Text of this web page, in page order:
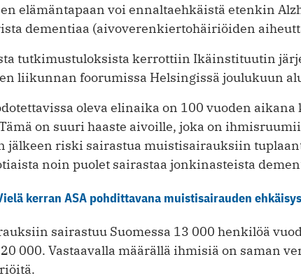
elämäntapaan voi ennaltaehkäistä etenkin
dementiaa (aivoverenkiertohäiriöiden
tutkimustuloksista kerrottiin Ikäinstituutin
liikunnan foorumissa Helsingissä joulukuun
oleva elinaika on 100 vuoden aikana
on suuri haaste aivoille, joka on
jälkeen riski sairastua muistisairauksiin
noin puolet sairastaa jonkinasteista
kerran ASA pohdittavana muistisairauden
sairastuu Suomessa 13 000 henkilöä
000. Vastaavalla määrällä ihmisiä on saman